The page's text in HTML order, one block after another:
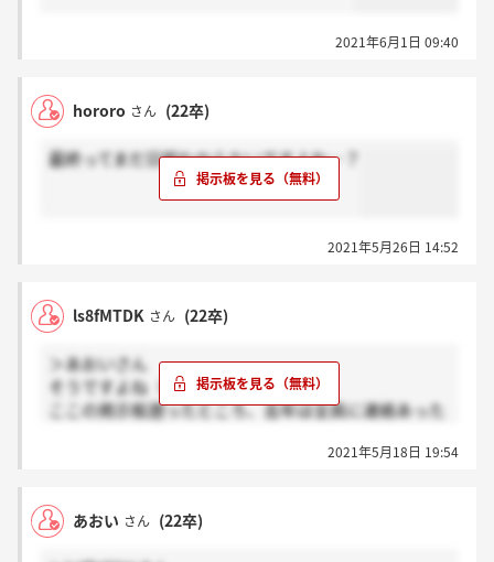
2021年6月1日 09:40
hororo さん (22卒)
最終ってまだ日程わからないですよね…？
2021年5月26日 14:52
ls8fMTDK さん (22卒)
＞あおいさん
そうですよね（ ; ; ）
ここの掲示板遡ったところ、去年は全員に連絡あった
2021年5月18日 19:54
あおい さん (22卒)